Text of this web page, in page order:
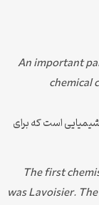
“An important
chemical
است که برای
“The first
was Lavoisier.